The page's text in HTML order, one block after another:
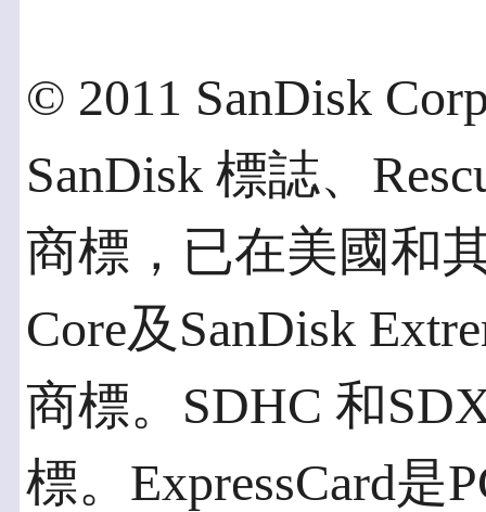
© 2011 SanDisk
SanDisk 標誌、
商標，已在美國和
Core及SanDisk
商標。SDHC 和
標。ExpressCard